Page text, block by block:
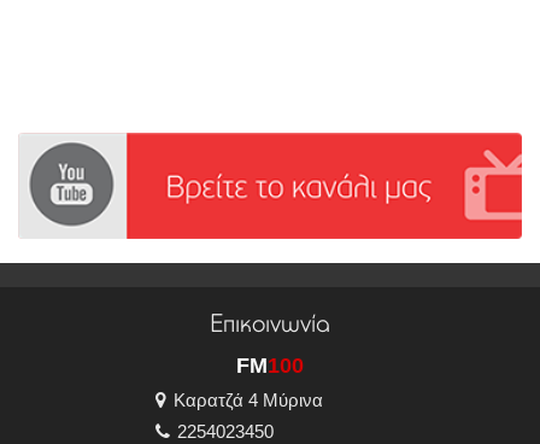
Επικοινωνία
FM100
Καρατζά 4 Μύρινα
2254023450